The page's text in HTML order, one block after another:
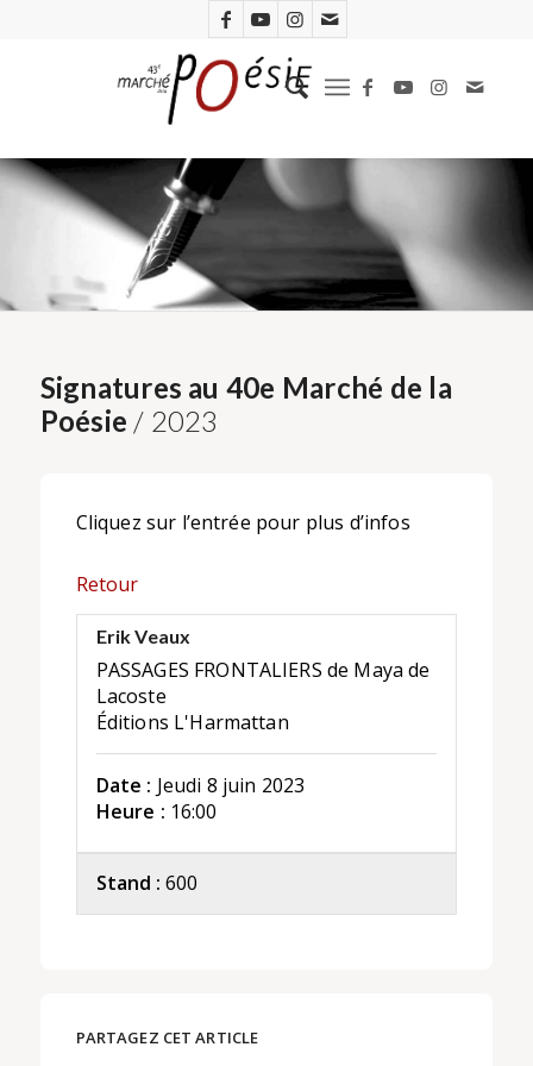
Signatures au 40e Marché de la
Poésie / 2023
Cliquez sur l’entrée pour plus d’infos
Retour
Erik Veaux
PASSAGES FRONTALIERS de Maya de
Lacoste
Éditions L'Harmattan
Date : Jeudi 8 juin 2023
Heure : 16:00
Stand : 600
PARTAGEZ CET ARTICLE